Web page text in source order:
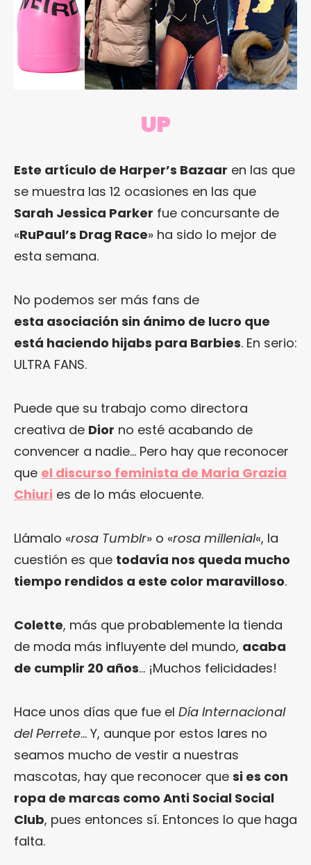
UP
Este artículo de Harper’s Bazaar en las que
se muestra las 12 ocasiones en las que
Sarah Jessica Parker fue concursante de
«RuPaul’s Drag Race» ha sido lo mejor de
esta semana.
No podemos ser más fans de
esta asociación sin ánimo de lucro que
está haciendo hijabs para Barbies. En serio:
ULTRA FANS.
Puede que su trabajo como directora
creativa de Dior no esté acabando de
convencer a nadie… Pero hay que reconocer
que el discurso feminista de Maria Grazia
Chiuri es de lo más elocuente.
Llámalo «rosa Tumblr» o «rosa millenial«, la
cuestión es que todavía nos queda mucho
tiempo rendidos a este color maravilloso.
Colette, más que probablemente la tienda
de moda más influyente del mundo, acaba
de cumplir 20 años… ¡Muchos felicidades!
Hace unos días que fue el Día Internacional
del Perrete… Y, aunque por estos lares no
seamos mucho de vestir a nuestras
mascotas, hay que reconocer que si es con
ropa de marcas como Anti Social Social
Club, pues entonces sí. Entonces lo que haga
falta.